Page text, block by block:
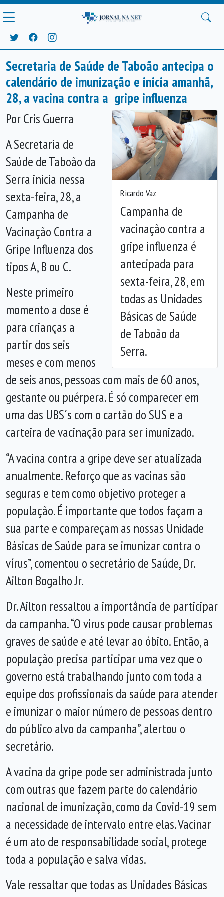
Secretaria de Saúde de Taboão antecipa o
calendário de imunização e inicia amanhã,
28, a vacina contra a gripe influenza
Ricardo Vaz
Campanha de
vacinação contra a
gripe influenza é
antecipada para
sexta-feira, 28, em
todas as Unidades
Básicas de Saúde
de Taboão da
Serra.
Anterior
Por Cris Guerra
A Secretaria de
Saúde de Taboão da
Serra inicia nessa
sexta-feira, 28, a
Campanha de
Vacinação Contra a
Gripe Influenza dos
tipos A, B ou C.
Neste primeiro
momento a dose é
para crianças a
partir dos seis
meses e com menos
de seis anos, pessoas com mais de 60 anos,
gestante ou puérpera. É só comparecer em
uma das UBS´s com o cartão do SUS e a
carteira de vacinação para ser imunizado.
“A vacina contra a gripe deve ser atualizada
anualmente. Reforço que as vacinas são
seguras e tem como objetivo proteger a
população. É importante que todos façam a
sua parte e compareçam as nossas Unidade
Básicas de Saúde para se imunizar contra o
vírus”, comentou o secretário de Saúde, Dr.
Ailton Bogalho Jr.
Dr. Ailton ressaltou a importância de participar
da campanha. “O virus pode causar problemas
graves de saúde e até levar ao óbito. Então, a
população precisa participar uma vez que o
governo está trabalhando junto com toda a
equipe dos profissionais da saúde para atender
e imunizar o maior número de pessoas dentro
do público alvo da campanha”, alertou o
secretário.
A vacina da gripe pode ser administrada junto
com outras que fazem parte do calendário
nacional de imunização, como da Covid-19 sem
a necessidade de intervalo entre elas. Vacinar
é um ato de responsabilidade social, protege
toda a população e salva vidas.
Vale ressaltar que todas as Unidades Básicas